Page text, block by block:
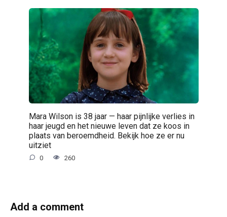
Mara Wilson is 38 jaar — haar pijnlijke verlies in
haar jeugd en het nieuwe leven dat ze koos in
plaats van beroemdheid. Bekijk hoe ze er nu
uitziet
0 260
Add a comment